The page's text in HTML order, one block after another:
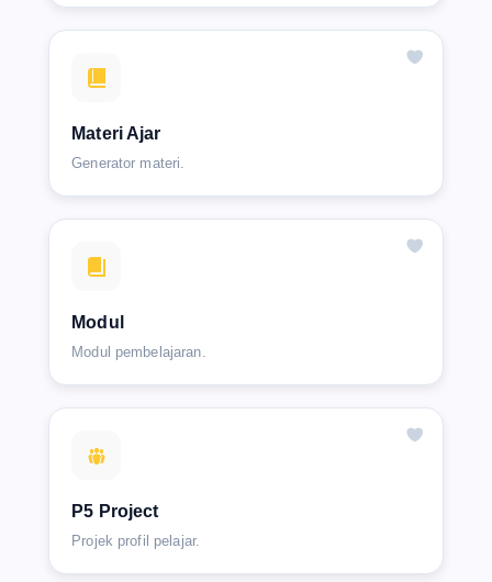
Materi Ajar
Generator materi.
Modul
Modul pembelajaran.
P5 Project
Projek profil pelajar.